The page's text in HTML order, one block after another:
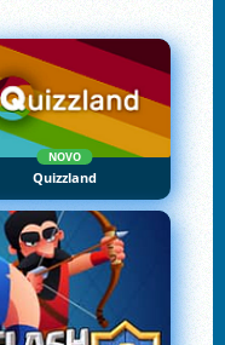
NOVO
Quizzland